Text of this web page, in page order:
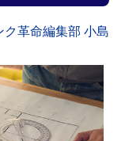
ク革命編集部 小島